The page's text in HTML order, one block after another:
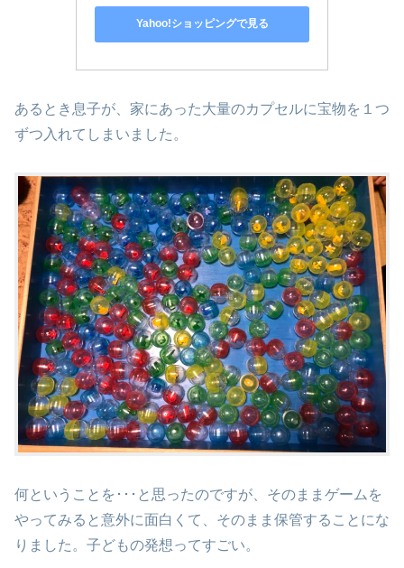
Yahoo!ショッピングで見る
あるとき息子が、家にあった大量のカプセルに宝物を１つ
ずつ入れてしまいました。
何ということを･･･と思ったのですが、そのままゲームを
やってみると意外に面白くて、そのまま保管することにな
りました。子どもの発想ってすごい。